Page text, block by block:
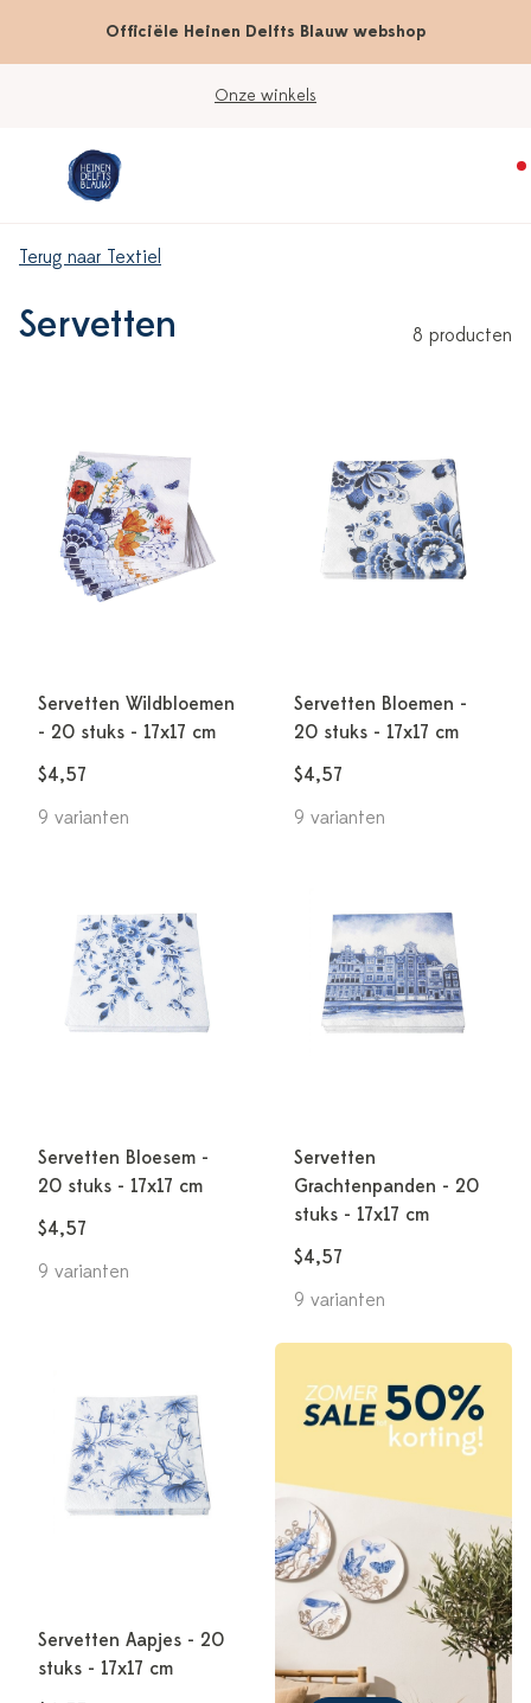
Officiële Heinen Delfts Blauw webshop
Onze winkels
Terug naar Textiel
Servetten 8 producten
Servetten Wildbloemen
- 20 stuks - 17x17 cm
$4,57
9 varianten
Servetten Bloemen -
20 stuks - 17x17 cm
$4,57
9 varianten
Servetten Bloesem -
20 stuks - 17x17 cm
$4,57
9 varianten
Servetten
Grachtenpanden - 20
stuks - 17x17 cm
$4,57
9 varianten
Servetten Aapjes - 20
stuks - 17x17 cm